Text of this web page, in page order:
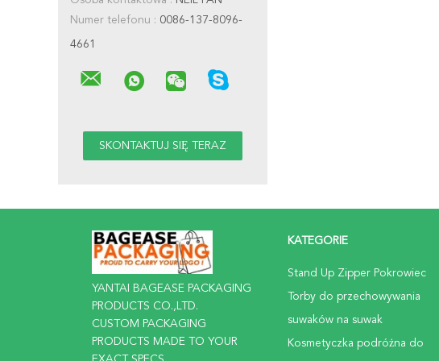
Numer telefonu : 0086-137-8096-
4661
YANTAI BAGEASE PACKAGING
PRODUCTS CO.,LTD.
CUSTOM PACKAGING
PRODUCTS MADE TO YOUR
KATEGORIE
Stand Up Zipper Pokrowiec
Torby do przechowywania
suwaków na suwak
Kosmetyczka podróżna do